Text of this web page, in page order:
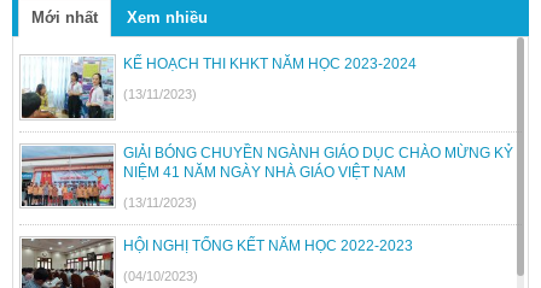
Mới nhất Xem nhiều
KẾ HOẠCH THI KHKT NĂM HỌC 2023-2024
(13/11/2023)
GIẢI BÓNG CHUYỀN NGÀNH GIÁO DỤC CHÀO MỪNG KỶ
NIỆM 41 NĂM NGÀY NHÀ GIÁO VIỆT NAM
(13/11/2023)
HỘI NGHỊ TỔNG KẾT NĂM HỌC 2022-2023
(04/10/2023)